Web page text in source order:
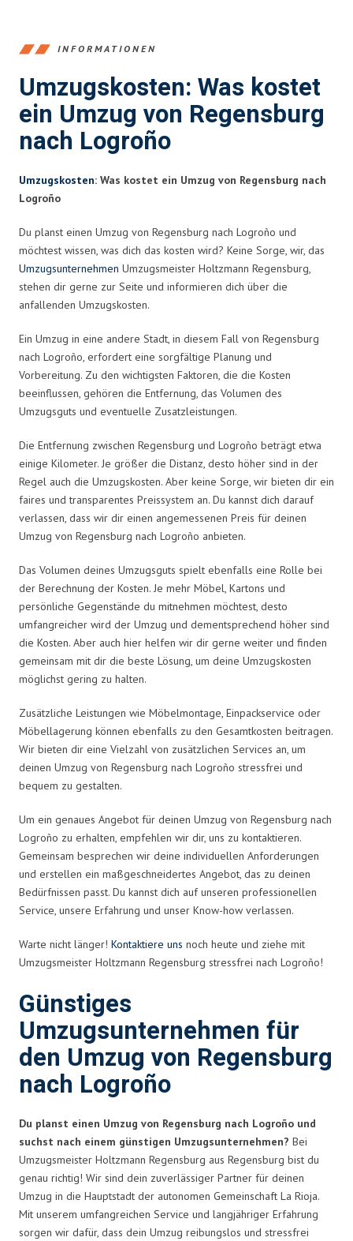
INFORMATIONEN
Umzugskosten: Was kostet
ein Umzug von Regensburg
nach Logroño
Umzugskosten: Was kostet ein Umzug von Regensburg nach
Logroño
Du planst einen Umzug von Regensburg nach Logroño und
möchtest wissen, was dich das kosten wird? Keine Sorge, wir, das
Umzugsunternehmen Umzugsmeister Holtzmann Regensburg,
stehen dir gerne zur Seite und informieren dich über die
anfallenden Umzugskosten.
Ein Umzug in eine andere Stadt, in diesem Fall von Regensburg
nach Logroño, erfordert eine sorgfältige Planung und
Vorbereitung. Zu den wichtigsten Faktoren, die die Kosten
beeinflussen, gehören die Entfernung, das Volumen des
Umzugsguts und eventuelle Zusatzleistungen.
Die Entfernung zwischen Regensburg und Logroño beträgt etwa
einige Kilometer. Je größer die Distanz, desto höher sind in der
Regel auch die Umzugskosten. Aber keine Sorge, wir bieten dir ein
faires und transparentes Preissystem an. Du kannst dich darauf
verlassen, dass wir dir einen angemessenen Preis für deinen
Umzug von Regensburg nach Logroño anbieten.
Das Volumen deines Umzugsguts spielt ebenfalls eine Rolle bei
der Berechnung der Kosten. Je mehr Möbel, Kartons und
persönliche Gegenstände du mitnehmen möchtest, desto
umfangreicher wird der Umzug und dementsprechend höher sind
die Kosten. Aber auch hier helfen wir dir gerne weiter und finden
gemeinsam mit dir die beste Lösung, um deine Umzugskosten
möglichst gering zu halten.
Zusätzliche Leistungen wie Möbelmontage, Einpackservice oder
Möbellagerung können ebenfalls zu den Gesamtkosten beitragen.
Wir bieten dir eine Vielzahl von zusätzlichen Services an, um
deinen Umzug von Regensburg nach Logroño stressfrei und
bequem zu gestalten.
Um ein genaues Angebot für deinen Umzug von Regensburg nach
Logroño zu erhalten, empfehlen wir dir, uns zu kontaktieren.
Gemeinsam besprechen wir deine individuellen Anforderungen
und erstellen ein maßgeschneidertes Angebot, das zu deinen
Bedürfnissen passt. Du kannst dich auf unseren professionellen
Service, unsere Erfahrung und unser Know-how verlassen.
Warte nicht länger! Kontaktiere uns noch heute und ziehe mit
Umzugsmeister Holtzmann Regensburg stressfrei nach Logroño!
Günstiges
Umzugsunternehmen für
den Umzug von Regensburg
nach Logroño
Du planst einen Umzug von Regensburg nach Logroño und
suchst nach einem günstigen Umzugsunternehmen? Bei
Umzugsmeister Holtzmann Regensburg aus Regensburg bist du
genau richtig! Wir sind dein zuverlässiger Partner für deinen
Umzug in die Hauptstadt der autonomen Gemeinschaft La Rioja.
Mit unserem umfangreichen Service und langjähriger Erfahrung
sorgen wir dafür, dass dein Umzug reibungslos und stressfrei